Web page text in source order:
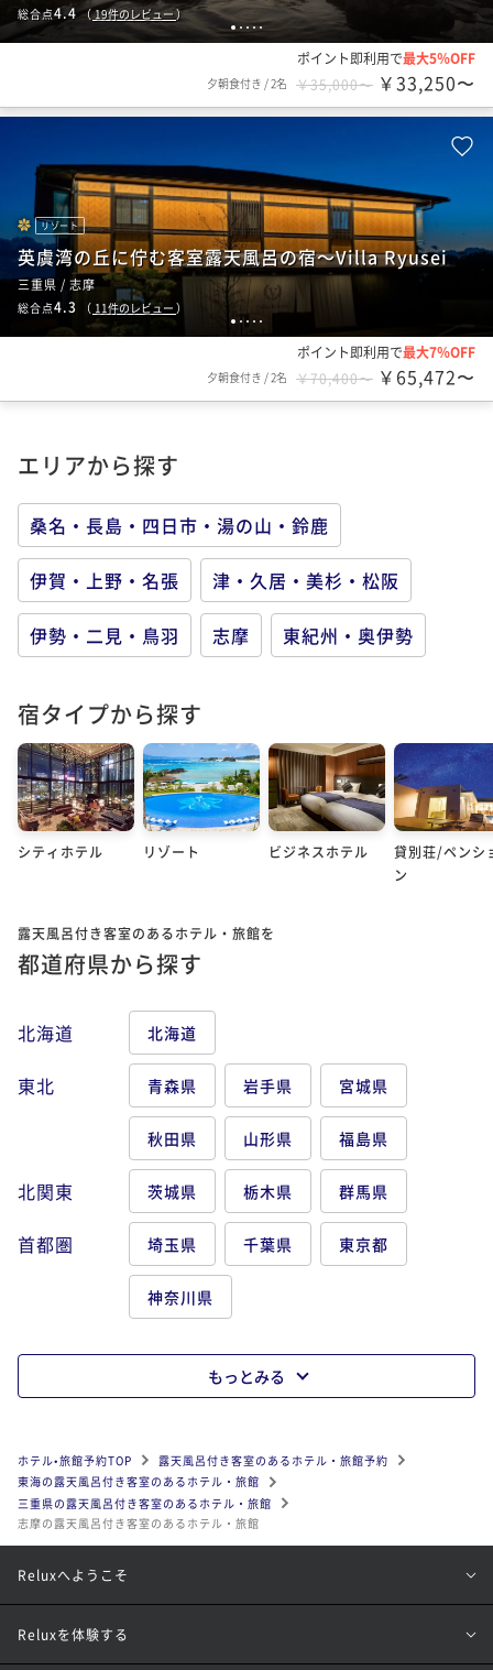
12 345
総合点4.4 （19件のレビュー）
ポイント即利用で最大5％OFF
夕朝食付き /2名 ￥35,000〜 ￥33,250〜
1 2 3 4 5
リゾート
英虞湾の丘に佇む客室露天風呂の宿～Villa Ryusei
三重県 / 志摩
総合点4.3 （ 11件のレビュー ）
ポイント即利用で最大7％OFF
夕朝食付き /2名 ￥70,400〜 ￥65,472〜
エリアから探す
桑名・長島・四日市・湯の山・鈴鹿
伊賀・上野・名張 津・久居・美杉・松阪
伊勢・二見・鳥羽 志摩 東紀州・奥伊勢
宿タイプから探す
シティホテル リゾート ビジネスホテル
貸別荘/ペンシ
ン
露天風呂付き客室のあるホテル・旅館を
都道府県から探す
北海道 北海道
東北 青森県 岩手県 宮城県
秋田県 山形県 福島県
北関東 茨城県 栃木県 群馬県
首都圏 埼玉県 千葉県 東京都
神奈川県
もっとみる
ホテル•旅館予約TOP
露天風呂付き客室のあるホテル・旅館予約
東海の露天風呂付き客室のあるホテル・旅館
三重県の露天風呂付き客室のあるホテル・旅館
志摩の露天風呂付き客室のあるホテル・旅館
Reluxへようこそ
Reluxを体験する